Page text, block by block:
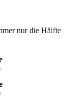
nur die Hälfte